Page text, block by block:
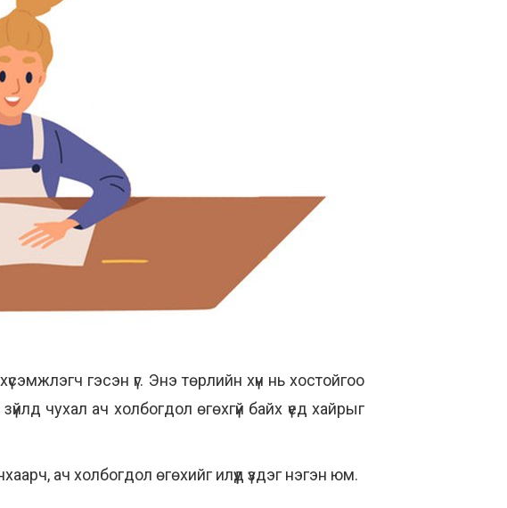
гэсэн үг. Энэ төрлийн хүн нь хостойгоо
чухал ач холбогдол өгөхгүй байх үед хайрыг
ач холбогдол өгөхийг илүүд үздэг нэгэн юм.